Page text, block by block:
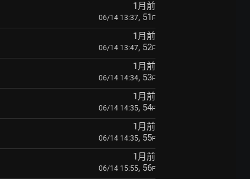
1月前
06/14 13:37, 51 F
1月前
06/14 13:47, 52F
1月前
06/14 14:34, 53F
1月前
06/14 14:35, 54F
1月前
06/14 14:35, 55F
1月前
06/14 15:55, 56F